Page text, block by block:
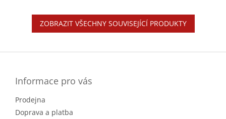
ZOBRAZIT VŠECHNY SOUVISEJÍCÍ PRODUKTY
Informace pro vás
Prodejna
Doprava a platba